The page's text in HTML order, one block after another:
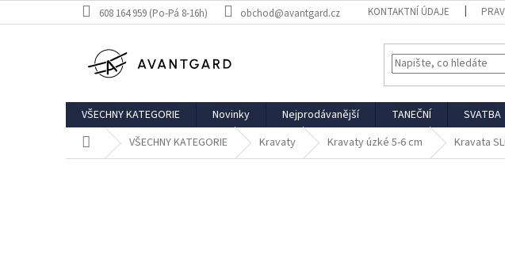
na
608 164 959 (Po-Pá 8-16h) obchod@avantgard.cz KONTAKTNÍ ÚDAJE
VŠECHNY KATEGORIE Novinky Nejprodávanější TANEČNÍ SVATBA
Domů VŠECHNY KATEGORIE Kravaty Kravaty úzké 5-6 cm Kravata